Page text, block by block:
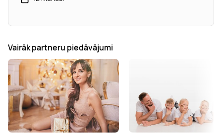
Vairāk partneru piedāvājumi